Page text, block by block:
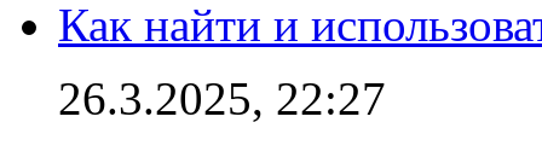
Как найти и
26.3.2025, 22:27